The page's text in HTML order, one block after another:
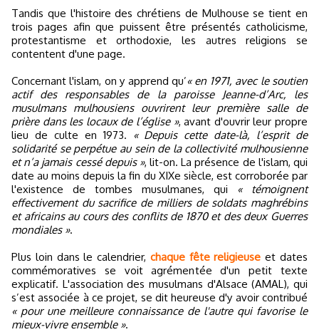
Tandis que l'histoire des chrétiens de Mulhouse se tient en
trois pages afin que puissent être présentés catholicisme,
protestantisme et orthodoxie, les autres religions se
contentent d'une page.
Concernant l'islam, on y apprend qu’« en 1971, avec le soutien
actif des responsables de la paroisse Jeanne-d’Arc, les
musulmans mulhousiens ouvrirent leur première salle de
prière dans les locaux de l’église », avant d'ouvrir leur propre
lieu de culte en 1973.
« Depuis cette date-là, l’esprit de
solidarité se perpétue au sein de la collectivité mulhousienne
et n’a jamais cessé depuis », lit-on. La présence de l'islam, qui
date au moins depuis la fin du XIXe siècle, est corroborée par
l'existence de tombes musulmanes, qui
« témoignent
effectivement du sacrifice de milliers de soldats maghrébins
et africains au cours des conflits de 1870 et des deux Guerres
mondiales ».
Plus loin dans le calendrier, chaque fête religieuse et dates
commémoratives se voit agrémentée d'un petit texte
explicatif. L'association des musulmans d'Alsace (AMAL), qui
s’est associée à ce projet, se dit heureuse d'y avoir contribué
« pour une meilleure connaissance de l'autre qui favorise le
mieux-vivre ensemble ».